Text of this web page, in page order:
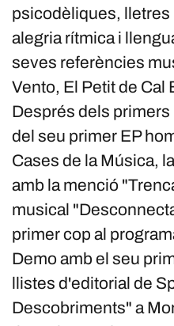
psicodèliques, lletres
alegria rítmica i
seves referències
Vento, El Petit de Cal
Després dels
del seu primer EP
Cases de la Música,
amb la menció
musical
primer cop al
Demo amb el seu
llistes d'editorial de
Descobriments" a